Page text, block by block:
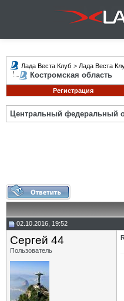
Лада Веста Клуб > Лада Веста
Костромская область
Регистрация
Центральный федеральный
02.10.2016, 19:52
Сергей 44
Пользователь